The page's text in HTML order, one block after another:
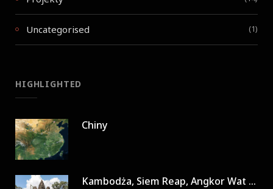
Uncategorised (1)
HIGHLIGHTED
Chiny
Kambodża, Siem Reap, Angkor Wat w 3 dni